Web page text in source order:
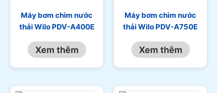
Máy bơm chìm nước
thải Wilo PDV-A400E
Xem thêm
Máy bơm chìm nước
thải Wilo PDV-A750E
Xem thêm